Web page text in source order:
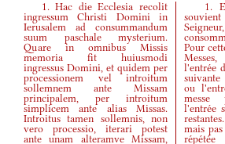
1. Hac die Ecclesia recolit
ingressum Christi Domini in
Ierusalem ad consummandum
suum paschale mysterium.
Quare in omnibus Missis
memoria fit huiusmodi
ingressus Domini, et quidem per
processionem vel introitum
sollemnem ante Missam
principalem, per introitum
simplicem ante alias Missas.
Introitus tamen sollemnis, non
vero processio, iterari potest
ante unam alteramve Missam,
1. En
Pour
l'entrée
ou
messe
l'entrée
mais